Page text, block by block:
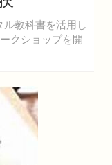
教科書を活用し
クショップを開